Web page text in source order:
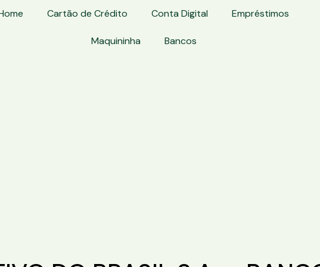
Cartão de Crédito Conta Digital Empréstimos
Maquininha Bancos